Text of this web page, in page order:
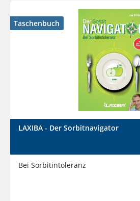
Taschenbuch
LAXIBA - Der Sorbitnavigator
Bei Sorbitintoleranz